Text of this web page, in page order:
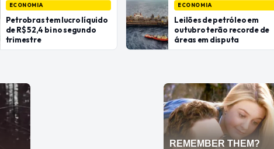
ECONOMIA
Petrobras tem lucro líquido
de R$ 52,4 bi no segundo
trimestre
ECONOMIA
Leilões de petróleo em
outubro terão recorde de
áreas em disputa